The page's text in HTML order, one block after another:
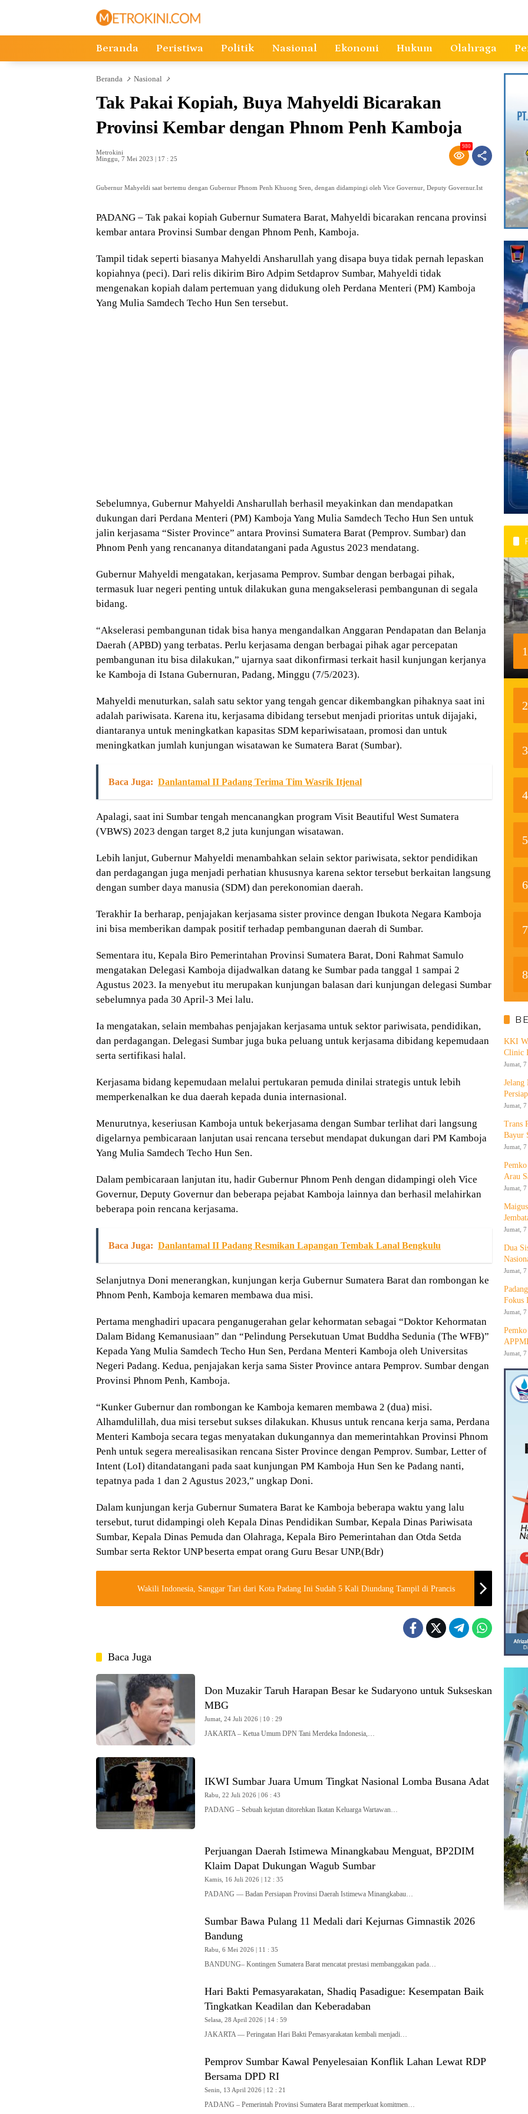
Beranda Peristiwa Politik Nasional Ekonomi Hukum Olahraga
Beranda Nasional
Tak Pakai Kopiah, Buya Mahyeldi Bicarakan
Provinsi Kembar dengan Phnom Penh Kamboja
Metrokini
Minggu, 7 Mei 2023 | 17 : 25
980
Gubernur Mahyeldi saat bertemu dengan Gubernur Phnom Penh Khuong Sren, dengan didampingi oleh Vice Governur, Deputy Governur.Ist
PADANG – Tak pakai kopiah Gubernur Sumatera Barat, Mahyeldi bicarakan rencana provinsi
kembar antara Provinsi Sumbar dengan Phnom Penh, Kamboja.
Tampil tidak seperti biasanya Mahyeldi Ansharullah yang disapa buya tidak pernah lepaskan
kopiahnya (peci). Dari relis dikirim Biro Adpim Setdaprov Sumbar, Mahyeldi tidak
mengenakan kopiah dalam pertemuan yang didukung oleh Perdana Menteri (PM) Kamboja
Yang Mulia Samdech Techo Hun Sen tersebut.
Sebelumnya, Gubernur Mahyeldi Ansharullah berhasil meyakinkan dan mendapatkan
dukungan dari Perdana Menteri (PM) Kamboja Yang Mulia Samdech Techo Hun Sen untuk
jalin kerjasama “Sister Province” antara Provinsi Sumatera Barat (Pemprov. Sumbar) dan
Phnom Penh yang rencananya ditandatangani pada Agustus 2023 mendatang.
Gubernur Mahyeldi mengatakan, kerjasama Pemprov. Sumbar dengan berbagai pihak,
termasuk luar negeri penting untuk dilakukan guna mengakselerasi pembangunan di segala
bidang.
“Akselerasi pembangunan tidak bisa hanya mengandalkan Anggaran Pendapatan dan Belanja
Daerah (APBD) yang terbatas. Perlu kerjasama dengan berbagai pihak agar percepatan
pembangunan itu bisa dilakukan,” ujarnya saat dikonfirmasi terkait hasil kunjungan kerjanya
ke Kamboja di Istana Gubernuran, Padang, Minggu (7/5/2023).
Mahyeldi menuturkan, salah satu sektor yang tengah gencar dikembangkan pihaknya saat ini
adalah pariwisata. Karena itu, kerjasama dibidang tersebut menjadi prioritas untuk dijajaki,
diantaranya untuk meningkatkan kapasitas SDM kepariwisataan, promosi dan untuk
meningkatkan jumlah kunjungan wisatawan ke Sumatera Barat (Sumbar).
Baca Juga: Danlantamal II Padang Terima Tim Wasrik Itjenal
Apalagi, saat ini Sumbar tengah mencanangkan program Visit Beautiful West Sumatera
(VBWS) 2023 dengan target 8,2 juta kunjungan wisatawan.
Lebih lanjut, Gubernur Mahyeldi menambahkan selain sektor pariwisata, sektor pendidikan
dan perdagangan juga menjadi perhatian khususnya karena sektor tersebut berkaitan langsung
dengan sumber daya manusia (SDM) dan perekonomian daerah.
Terakhir Ia berharap, penjajakan kerjasama sister province dengan Ibukota Negara Kamboja
ini bisa memberikan dampak positif terhadap pembangunan daerah di Sumbar.
Sementara itu, Kepala Biro Pemerintahan Provinsi Sumatera Barat, Doni Rahmat Samulo
mengatakan Delegasi Kamboja dijadwalkan datang ke Sumbar pada tanggal 1 sampai 2
Agustus 2023. Ia menyebut itu merupakan kunjungan balasan dari kunjungan delegasi Sumbar
sebelumnya pada 30 April-3 Mei lalu.
Ia mengatakan, selain membahas penjajakan kerjasama untuk sektor pariwisata, pendidikan,
dan perdagangan. Delegasi Sumbar juga buka peluang untuk kerjasama dibidang kepemudaan
serta sertifikasi halal.
Kerjasama bidang kepemudaan melalui pertukaran pemuda dinilai strategis untuk lebih
memperkenalkan ke dua daerah kepada dunia internasional.
Menurutnya, keseriusan Kamboja untuk bekerjasama dengan Sumbar terlihat dari langsung
digelarnya pembicaraan lanjutan usai rencana tersebut mendapat dukungan dari PM Kamboja
Yang Mulia Samdech Techo Hun Sen.
Dalam pembicaraan lanjutan itu, hadir Gubernur Phnom Penh dengan didampingi oleh Vice
Governur, Deputy Governur dan beberapa pejabat Kamboja lainnya dan berhasil melahirkan
beberapa poin rencana kerjasama.
Baca Juga: Danlantamal II Padang Resmikan Lapangan Tembak Lanal Bengkulu
Selanjutnya Doni menerangkan, kunjungan kerja Gubernur Sumatera Barat dan rombongan ke
Phnom Penh, Kamboja kemaren membawa dua misi.
Pertama menghadiri upacara penganugerahan gelar kehormatan sebagai “Doktor Kehormatan
Dalam Bidang Kemanusiaan” dan “Pelindung Persekutuan Umat Buddha Sedunia (The WFB)”
Kepada Yang Mulia Samdech Techo Hun Sen, Perdana Menteri Kamboja oleh Universitas
Negeri Padang. Kedua, penjajakan kerja sama Sister Province antara Pemprov. Sumbar dengan
Provinsi Phnom Penh, Kamboja.
“Kunker Gubernur dan rombongan ke Kamboja kemaren membawa 2 (dua) misi.
Alhamdulillah, dua misi tersebut sukses dilakukan. Khusus untuk rencana kerja sama, Perdana
Menteri Kamboja secara tegas menyatakan dukungannya dan memerintahkan Provinsi Phnom
Penh untuk segera merealisasikan rencana Sister Province dengan Pemprov. Sumbar, Letter of
Intent (LoI) ditandatangani pada saat kunjungan PM Kamboja Hun Sen ke Padang nanti,
tepatnya pada 1 dan 2 Agustus 2023,” ungkap Doni.
Dalam kunjungan kerja Gubernur Sumatera Barat ke Kamboja beberapa waktu yang lalu
tersebut, turut didampingi oleh Kepala Dinas Pendidikan Sumbar, Kepala Dinas Pariwisata
Sumbar, Kepala Dinas Pemuda dan Olahraga, Kepala Biro Pemerintahan dan Otda Setda
Sumbar serta Rektor UNP beserta empat orang Guru Besar UNP.(Bdr)
Wakili Indonesia, Sanggar Tari dari Kota Padang Ini Sudah 5 Kali Diundang Tampil di Prancis
Baca Juga
Don Muzakir Taruh Harapan Besar ke Sudaryono untuk Sukseskan
MBG
Jumat, 24 Juli 2026 | 10 : 29
JAKARTA – Ketua Umum DPN Tani Merdeka Indonesia,…
IKWI Sumbar Juara Umum Tingkat Nasional Lomba Busana Adat
Rabu, 22 Juli 2026 | 06 : 43
PADANG – Sebuah kejutan ditorehkan Ikatan Keluarga Wartawan…
Perjuangan Daerah Istimewa Minangkabau Menguat, BP2DIM
Klaim Dapat Dukungan Wagub Sumbar
Kamis, 16 Juli 2026 | 12 : 35
PADANG — Badan Persiapan Provinsi Daerah Istimewa Minangkabau…
Sumbar Bawa Pulang 11 Medali dari Kejurnas Gimnastik 2026
Bandung
Rabu, 6 Mei 2026 | 11 : 35
BANDUNG– Kontingen Sumatera Barat mencatat prestasi membanggakan pada…
Hari Bakti Pemasyarakatan, Shadiq Pasadigue: Kesempatan Baik
Tingkatkan Keadilan dan Keberadaban
Selasa, 28 April 2026 | 14 : 59
JAKARTA — Peringatan Hari Bakti Pemasyarakatan kembali menjadi…
Pemprov Sumbar Kawal Penyelesaian Konflik Lahan Lewat RDP
Bersama DPD RI
Senin, 13 April 2026 | 12 : 21
PADANG – Pemerintah Provinsi Sumatera Barat memperkuat komitmen…
1
2
3
4
5
6
7
8
KKI
Clinic
Jumat,
Jelang
Jumat,
Trans
Bayur
Jumat,
Arau
Jumat,
Jumat,
Dua
Jumat,
Fokus
Jumat,
Jumat,